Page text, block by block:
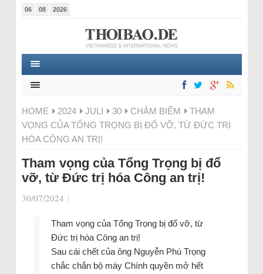
06 08 2026
HOME 2024 JULI 30 CHÂM BIẾM
THAM
VỌNG CỦA TỔNG TRỌNG BỊ ĐỔ VỠ, TỪ ĐỨC TRỊ
HÓA CÔNG AN TRỊ!
Tham vọng của Tổng Trọng bị đổ
vỡ, từ Đức trị hóa Công an trị!
30/07/2024 |
Tham vọng của Tổng Trọng bị đổ vỡ, từ
Đức trị hóa Công an trị!
Sau cái chết của ông Nguyễn Phú Trọng
chắc chắn bộ máy Chính quyền mở hết